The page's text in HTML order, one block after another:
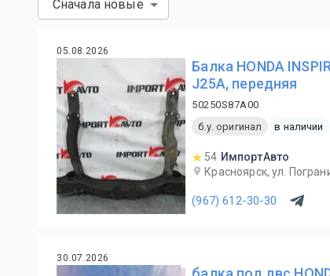
Сначала новые
05.08.2026
Балка HONDA
J25A, передняя
50250S87A00
б.у. оригинал
в наличии
54 ИмпортАвто
Красноярск, ул.
(967) 612-30-30
30.07.2026